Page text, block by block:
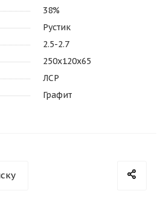
38%
Рустик
2.5-2.7
250x120х65
ЛСР
Графит